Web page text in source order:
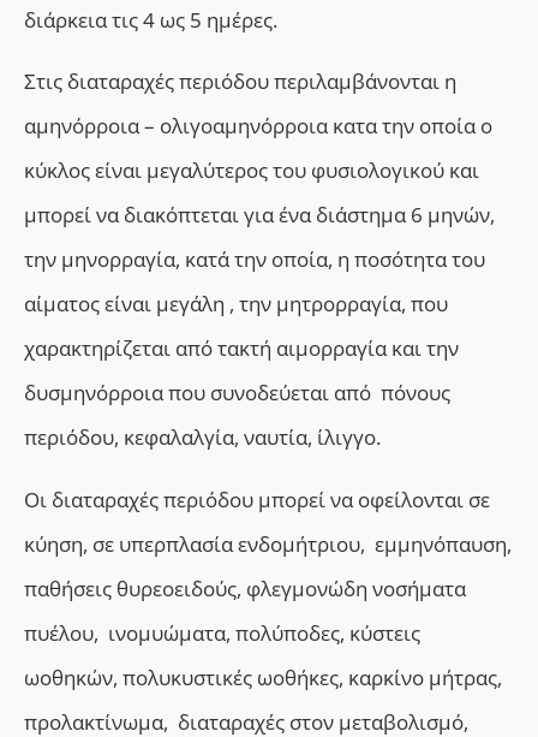
διάρκεια τις 4 ως 5 ηµέρες.
Στις διαταραχές περιόδου περιλαμβάνονται η
αμηνόρροια – ολιγοαμηνόρροια κατα την οποία ο
κύκλος είναι μεγαλύτερος του φυσιολογικού και
μπορεί να διακόπτεται για ένα διάστημα 6 μηνών,
την μηνορραγία, κατά την οποία, η ποσότητα του
αίματος είναι μεγάλη , την μητρορραγία, που
χαρακτηρίζεται από τακτή αιμορραγία και την
δυσμηνόρροια που συνοδεύεται από πόνους
περιόδου, κεφαλαλγία, ναυτία, ίλιγγο.
Οι διαταραχές περιόδου μπορεί να οφείλονται σε
κύηση, σε υπερπλασία ενδομήτριου, εμμηνόπαυση,
παθήσεις θυρεοειδούς, φλεγμονώδη νοσήματα
πυέλου, ινομυώματα, πολύποδες, κύστεις
ωοθηκών, πολυκυστικές ωοθήκες, καρκίνο μήτρας,
προλακτίνωμα, διαταραχές στον μεταβολισμό,